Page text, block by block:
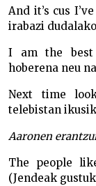
And it’s cus
irabazi
I am the best
hoberena neu
Next time
telebistan
Aaronen
The people
(Jendeak